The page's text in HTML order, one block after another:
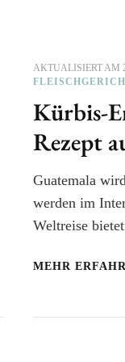
AKTUALISIERT AM
Kürbis-
Rezept
Guatemala
werden im
Weltreise
MEHR